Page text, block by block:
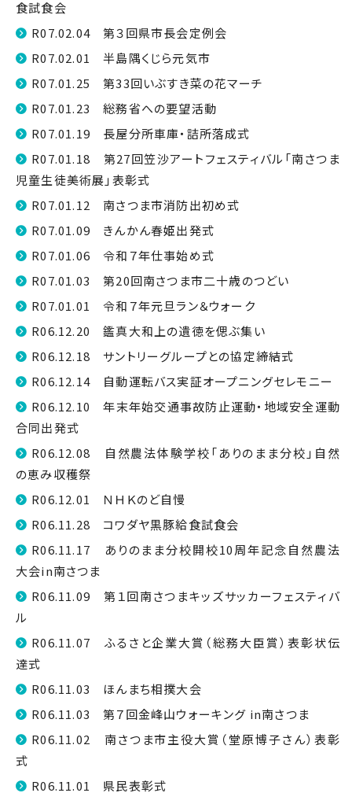
食試食会
R07.02.04 第３回県市長会定例会
R07.02.01 半島隅くじら元気市
R07.01.25 第33回いぶすき菜の花マーチ
R07.01.23 総務省への要望活動
R07.01.19 長屋分所車庫・詰所落成式
R07.01.18 第27回笠沙アートフェスティバル「南さつま
児童生徒美術展」表彰式
R07.01.12 南さつま市消防出初め式
R07.01.09 きんかん春姫出発式
R07.01.06 令和７年仕事始め式
R07.01.03 第20回南さつま市二十歳のつどい
R07.01.01 令和７年元旦ラン＆ウォーク
R06.12.20 鑑真大和上の遺徳を偲ぶ集い
R06.12.18 サントリーグループとの協定締結式
R06.12.14 自動運転バス実証オープニングセレモニー
R06.12.10 年末年始交通事故防止運動・地域安全運動
合同出発式
R06.12.08 自然農法体験学校「ありのまま分校」自然
の恵み収穫祭
R06.12.01 ＮＨＫのど自慢
R06.11.28 コワダヤ黒豚給食試食会
R06.11.17 ありのまま分校開校10周年記念自然農法
大会in南さつま
R06.11.09 第１回南さつまキッズサッカーフェスティバ
ル
R06.11.07 ふるさと企業大賞（総務大臣賞）表彰状伝
達式
R06.11.03 ほんまち相撲大会
R06.11.03 第７回金峰山ウォーキング in南さつま
R06.11.02 南さつま市主役大賞（堂原博子さん）表彰
式
R06.11.01 県民表彰式